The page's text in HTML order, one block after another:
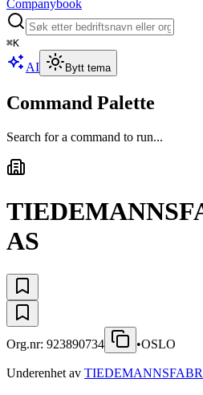
Companybook
⌘K
AI Bytt tema
Command Palette
Search for a command to run...
AS
Org.nr: 923890734 •OSLO
Underenhet av